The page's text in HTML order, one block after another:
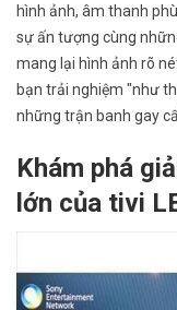
hình ảnh, âm thanh
sự ấn tượng cùng
mang lại hình ảnh rõ
bạn trải nghiệm "như
những trận banh gay
Khám phá
lớn của tivi